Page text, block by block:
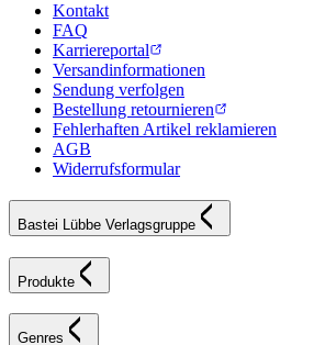
Kontakt
FAQ
Karriereportal
Versandinformationen
Sendung verfolgen
Bestellung retournieren
Fehlerhaften Artikel reklamieren
AGB
Widerrufsformular
Bastei Lübbe Verlagsgruppe
Produkte
Genres